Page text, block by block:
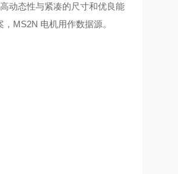
动态性与紧凑的尺寸和优良能
MS2N 电机用作数据源。